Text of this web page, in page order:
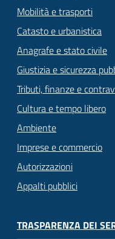
Mobilità e trasporti
Catasto e urbanistica
Anagrafe e stato civile
Giustizia e sicurezza
Tributi, finanze e
Cultura e tempo libero
Ambiente
Imprese e commercio
Autorizzazioni
Appalti pubblici
TRASPARENZA DEI